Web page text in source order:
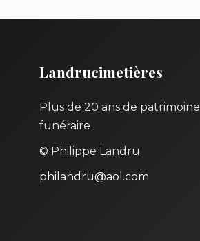
Landrucimetières
Plus de 20 ans de patrimoine
funéraire
© Philippe Landru
philandru@aol.com